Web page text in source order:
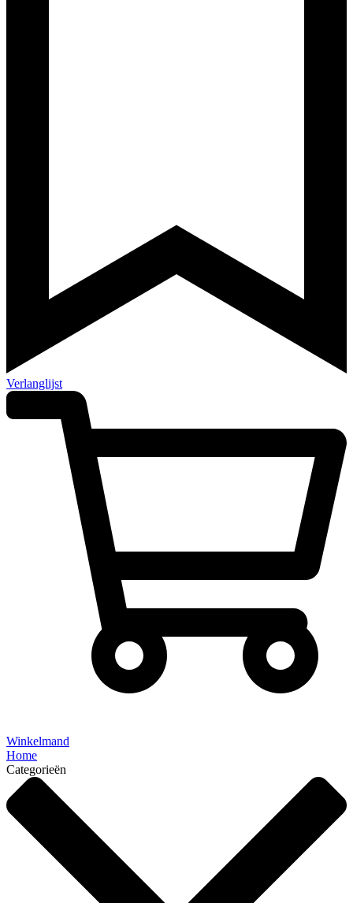
Verlanglijst
Winkelmand
Home
Categorieën